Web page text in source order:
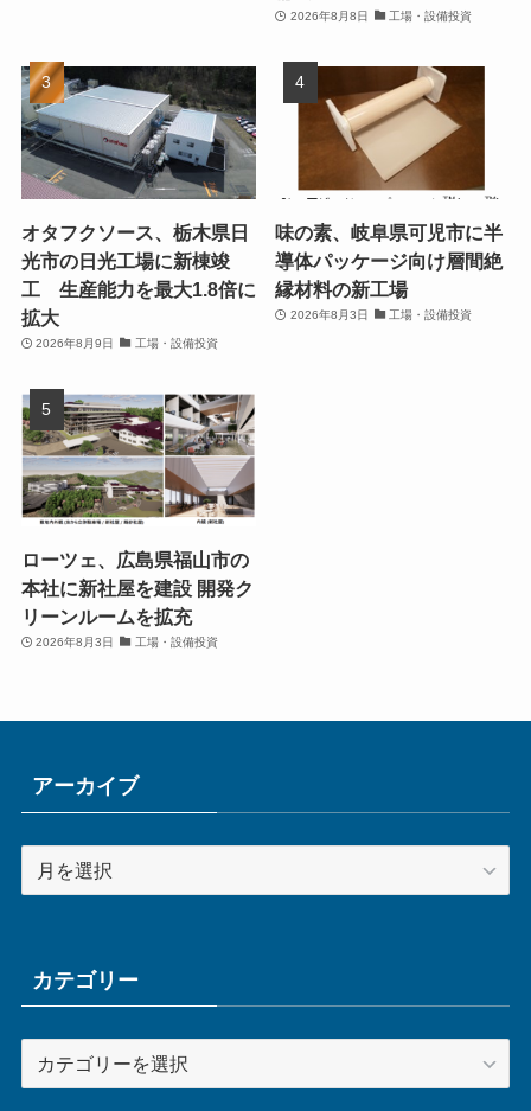
2026年8月8日 工場・設備投資
オタフクソース、栃木県日
光市の日光工場に新棟竣
工 生産能力を最大1.8倍に
拡大
2026年8月9日 工場・設備投資
味の素、岐阜県可児市に半
導体パッケージ向け層間絶
縁材料の新工場
2026年8月3日 工場・設備投資
ローツェ、広島県福山市の
本社に新社屋を建設 開発ク
リーンルームを拡充
2026年8月3日 工場・設備投資
アーカイブ
ー
ブカテゴリー
テ